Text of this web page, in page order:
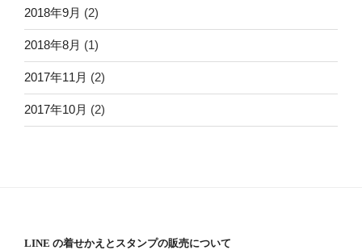
2018年9月 (2)
2018年8月 (1)
2017年11月 (2)
2017年10月 (2)
LINE の着せかえとスタンプの販売について